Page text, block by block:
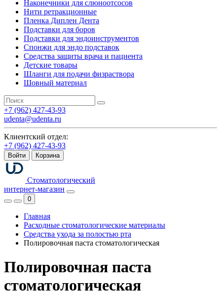
Наконечники для слюноотсосов
Нити ретракционные
Пленка Диплен Дента
Подставки для боров
Подставки для эндоинструментов
Спонжи для эндо подставок
Средства защиты врача и пациента
Детские товары
Шланги для подачи физраствора
Шовный материал
+7 (962) 427-43-93
udenta@udenta.ru
Клиентский отдел:
+7 (962) 427-43-93
Войти Корзина
Стоматологический
интернет-магазин
0
Главная
Расходные стоматологические материалы
Средства ухода за полостью рта
Полировочная паста стоматологическая
Полировочная паста
стоматологическая